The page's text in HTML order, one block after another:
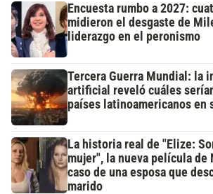
Encuesta rumbo a 2027:
midieron el desgaste de
liderazgo en el peronismo
Tercera Guerra Mundial: la
artificial reveló cuáles
países latinoamericanos en
La historia real de "Elize:
mujer", la nueva película de
caso de una esposa que
marido